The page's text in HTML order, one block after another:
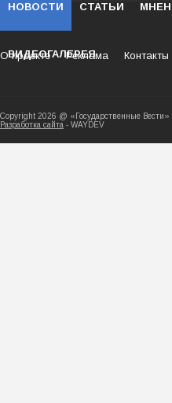
НОВОСТИ СТАТЬИ
ВИДЕОГАЛЕРЕЯ
О проекте Реклама Контакты
Copyright 2026 @
Разработка сайта - WAYDEV